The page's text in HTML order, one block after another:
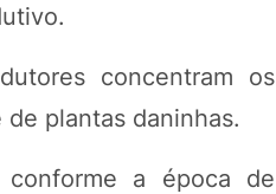
concentram os
plantas daninhas.
conforme a época de